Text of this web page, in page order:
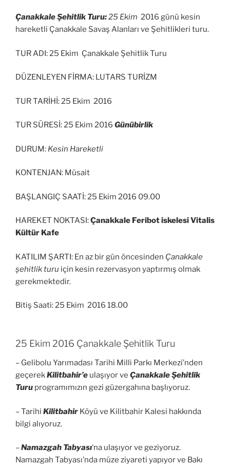
Çanakkale Şehitlik Turu:25 Ekim 2016 günü kesin
hareketli Çanakkale Savaş Alanları ve Şehitlikleri turu.
TUR ADI: 25 Ekim Çanakkale Şehitlik Turu
DÜZENLEYEN FİRMA: LUTARS TURİZM
TUR TARİHİ: 25 Ekim 2016
TUR SÜRESİ: 25 Ekim 2016 Günübirlik
DURUM: Kesin Hareketli
KONTENJAN: Müsait
BAŞLANGIÇ SAATİ: 25 Ekim 2016 09.00
HAREKET NOKTASI:Çanakkale Feribot iskelesi Vitalis
Kültür Kafe
KATILIM ŞARTI: En az bir gün öncesinden Çanakkale
şehitlik turu için kesin rezervasyon yaptırmış olmak
gerekmektedir.
Bitiş Saati: 25 Ekim 2016 18.00
25 Ekim 2016 Çanakkale Şehitlik Turu
– Gelibolu Yarımadası Tarihi Milli Parkı Merkezi’nden
geçerekKilitbahir’e ulaşıyor ve Çanakkale Şehitlik
Turu programımızın gezi güzergahına başlıyoruz.
– Tarihi Kilitbahir Köyü ve Kilitbahir Kalesi hakkında
bilgi alıyoruz.
–Namazgah Tabyası‘na ulaşıyor ve geziyoruz.
Namazgah Tabyası’nda müze ziyareti yapıyor ve Bakı